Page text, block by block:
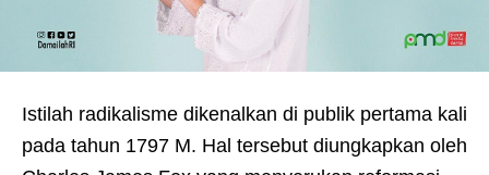
Istilah radikalisme dikenalkan di publik pertama kali
pada tahun 1797 M. Hal tersebut diungkapkan oleh